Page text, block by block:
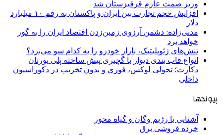
وزیر صمت عازم قرقیزستان شد
افزایش حجم تجارت بین ایران و پاکستان به رقم ۱۰ میلیارد
دلار
مدنی‌زاده: دشمن آرزوی زمین‌زدن اقتصاد ایران را به گور
خواهد برد
تنش‌های ژئوپلیتیک، بازار خودرو را به کدام سو می‌برد؟
انواع قاب بندی دیوار با گچبری پیش ساخته پلی یورتان
دکارت؛ تحولی لوکس، فوری و بدون تخریب در دکوراسیون
داخلی
پیوندها
آشنایی با رژیم وگان و گیاه محور
خرده فروشی برق